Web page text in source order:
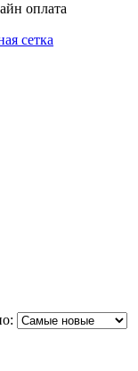
оплата
сетка